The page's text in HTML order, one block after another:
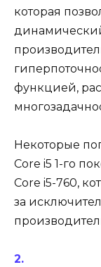
которая
функцией,
Некоторые
Core i5 1-го
Core i5-760,
за